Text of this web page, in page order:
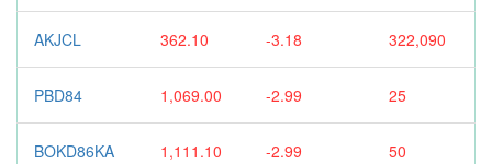
AKJCL 362.10 -3.18 322,090
PBD84 1,069.00 -2.99 25
BOKD86KA 1,111.10 -2.99 50